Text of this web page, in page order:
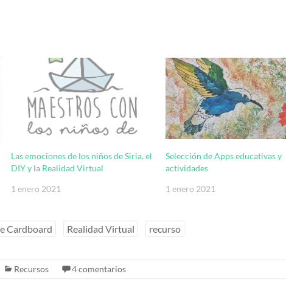
Las emociones de los niños de Siria, el
DIY y la Realidad Virtual
1 enero 2021
Selección de Apps educativas y
actividades
1 enero 2021
Cardboard Realidad Virtual recurso
Recursos 4 comentarios